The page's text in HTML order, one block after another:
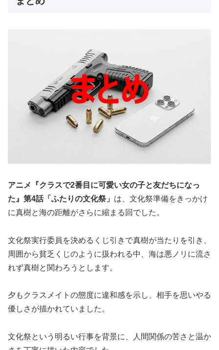
アニメ『クラスで2番目に可愛い女の子と友だちになっ
た』第4話「ふたりの文化祭」 は、文化祭準備をきっかけ
に真樹と海の距離がさらに縮まる回でした。
文化祭実行委員を決めるくじ引きで真樹が当たりを引き、
周囲から貧乏くじのように扱われる中、海は悪ノリに流さ
れず真樹と関わろうとします。
夕もクラスメイトの態度に違和感を示し、相手を思いやる
優しさが描かれていました。
文化祭という明るい行事を背景に、人間関係の苦さと温か